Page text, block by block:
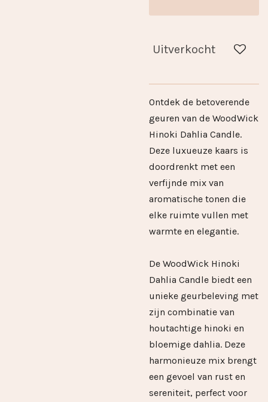
Uitverkocht
Ontdek de betoverende
geuren van de WoodWick
Hinoki Dahlia Candle.
Deze luxueuze kaars is
doordrenkt met een
verfijnde mix van
aromatische tonen die
elke ruimte vullen met
warmte en elegantie.
De WoodWick Hinoki
Dahlia Candle biedt een
unieke geurbeleving met
zijn combinatie van
houtachtige hinoki en
bloemige dahlia. Deze
harmonieuze mix brengt
een gevoel van rust en
sereniteit, perfect voor